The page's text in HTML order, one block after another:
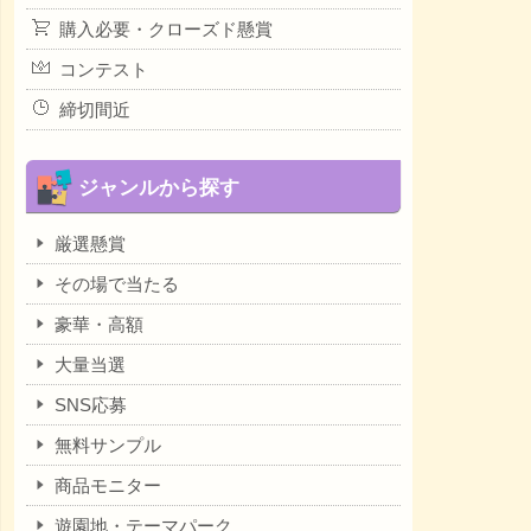
購入必要・クローズド懸賞
コンテスト
締切間近
ジャンルから探す
厳選懸賞
その場で当たる
豪華・高額
大量当選
SNS応募
無料サンプル
商品モニター
遊園地・テーマパーク